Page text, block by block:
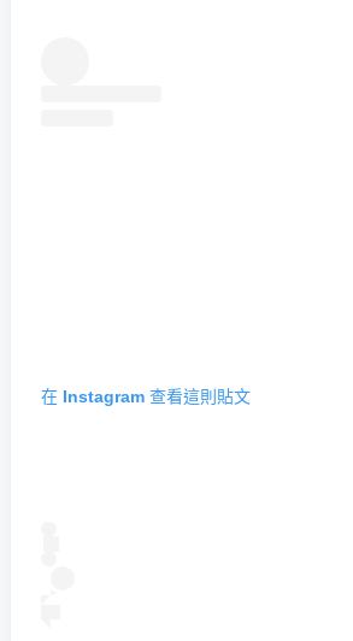
在 Instagram 查看這則貼文